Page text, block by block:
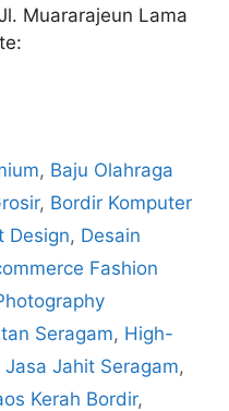
Muararajeun Lama
, Baju Olahraga
, Bordir Komputer
Design, Desain
Fashion
Seragam, High-
Jasa Jahit Seragam,
Kerah Bordir,